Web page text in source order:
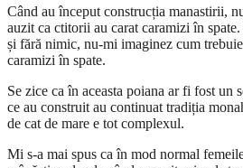
Când au început construcția manastirii,
auzit ca ctitorii au carat caramizi în
și fără nimic, nu-mi imaginez cum
caramizi în spate.
Se zice ca în aceasta poiana ar fi fost un
ce au construit au continuat tradiția
de cat de mare e tot complexul.
Mi s-a mai spus ca în mod normal